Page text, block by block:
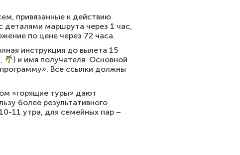
привязанные к действию
деталями маршрута через 1 час,
по цене через 72 часа.
инструкция до вылета 15
,
) и имя получателя. Основной
Все ссылки должны
«горящие туры» дают
более результативного
11 утра, для семейных пар –